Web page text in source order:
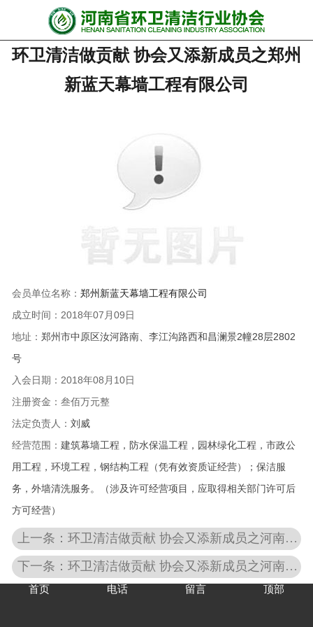
网站首页
协会动态
行业资讯
关于协会
环卫清洁做贡献 协会又添新成员之郑州
新蓝天幕墙工程有限公司
会员单位名称： 郑州新蓝天幕墙工程有限公司
成立时间：2018年07月09日
地址： 郑州市中原区汝河路南、李江沟路西和昌澜景2幢28层2802
号
入会日期： 2018年08月10日
注册资金：叁佰万元整
法定负责人： 刘威
经营范围： 建筑幕墙工程，防水保温工程，园林绿化工程，市政公
用工程，环境工程，钢结构工程（凭有效资质证经营）；保洁服
务，外墙清洗服务。（涉及许可经营项目，应取得相关部门许可后
方可经营）
上一条：环卫清洁做贡献 协会又添新成员之河南冠星物业服务有限公司
下一条：环卫清洁做贡献 协会又添新成员之河南紫东有害生物******有限公司
首页 电话 留言 顶部